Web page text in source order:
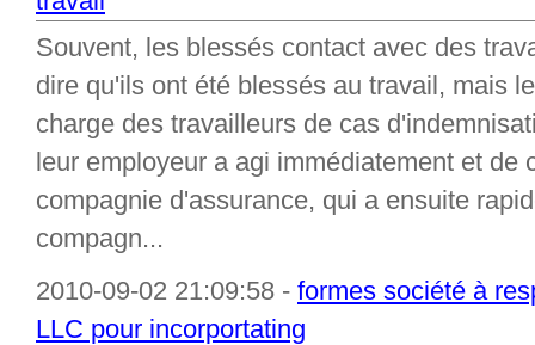
Souvent, les blessés contact avec des
dire qu'ils ont été blessés au travail, mais
charge des travailleurs de cas
leur employeur a agi immédiatement et de
compagnie d'assurance, qui a ensuite
compagn...
2010-09-02 21:09:58 - formes société à
LLC pour incorportating